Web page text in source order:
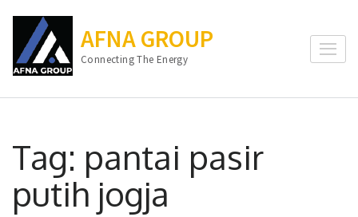
konten
(Tekan
AFNA GROUP
Connecting The Energy
Tag: pantai pasir
putih jogja